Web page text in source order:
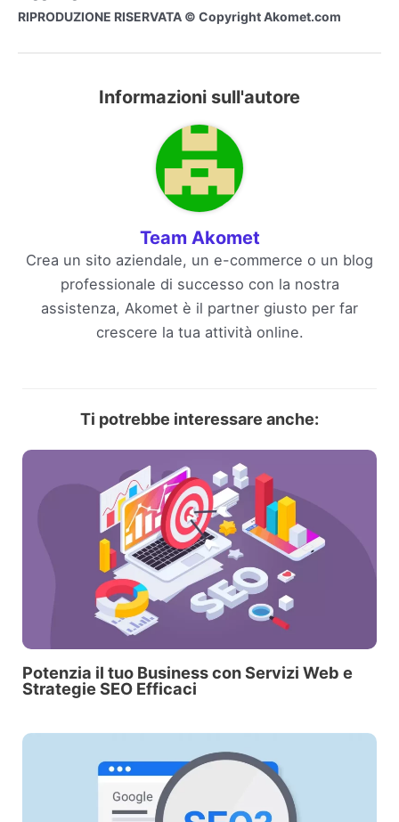
RIPRODUZIONE RISERVATA © Copyright Akomet.com
Informazioni sull'autore
Team Akomet
Crea un sito aziendale, un e-commerce o un blog
professionale di successo con la nostra
assistenza, Akomet è il partner giusto per far
crescere la tua attività online.
Ti potrebbe interessare anche:
Potenzia il tuo Busine­ss con Servizi Web e
Strate­gie SEO Efficaci